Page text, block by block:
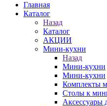
Главная
Каталог
Назад
Каталог
АКЦИИ
Мини-кухни
Назад
Мини-кухни
Мини-кухни
Комплекты
Столы к
Аксессуары